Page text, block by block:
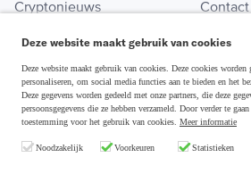
Cryptonieuws
Crypto koopgids
Investeren in crypto
Contact
Disclaimer & Privacy
Deze website maakt gebruik van cookies
Deze website maakt gebruik van cookies. Deze cookies
personaliseren, om social media functies aan te bieden en het
Deze gegevens worden gedeeld met onze partners, die deze
persoonsgegevens die ze hebben verzameld. Door verder te
toestemming voor het gebruik van cookies. Meer informatie
Noodzakelijk Voorkeuren Statistieken